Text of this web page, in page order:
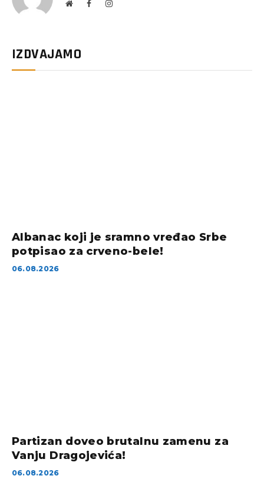
WebsiteFacebookInstagram
IZDVAJAMO
Albanac koji je sramno vređao Srbe
potpisao za crveno-bele!
06.08.2026
Partizan doveo brutalnu zamenu za
Vanju Dragojevića!
06.08.2026